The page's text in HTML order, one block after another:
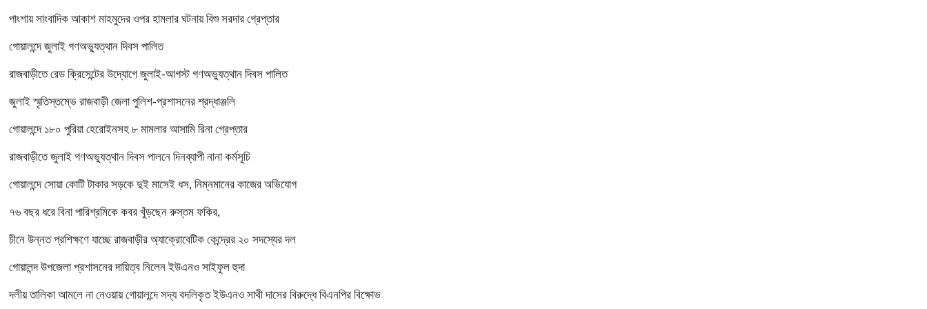
পাংশায় সাংবাদিক আকাশ মাহমুদের ওপর হামলার ঘটনায় বিশু সরদার গ্রেপ্তার
গোয়ালন্দে জুলাই গণঅভ্যুত্থান দিবস পালিত
রাজবাড়ীতে রেড ক্রিসেন্টের উদ্যোগে জুলাই-আগস্ট গণঅভ্যুত্থান দিবস পালিত
জুলাই স্মৃতিস্তম্ভে রাজবাড়ী জেলা পুলিশ-প্রশাসনের শ্রদ্ধাঞ্জলি
গোয়ালন্দে ১৮০ পুরিয়া হেরোইনসহ ৮ মামলার আসামি রিনা গ্রেপ্তার
রাজবাড়ীতে জুলাই গণঅভ্যুত্থান দিবস পালনে দিনব্যাপী নানা কর্মসূচি
গোয়ালন্দে সোয়া কোটি টাকার সড়কে দুই মাসেই ধস, নিম্নমানের কাজের অভিযোগ
৭৬ বছর ধরে বিনা পারিশ্রমিকে কবর খুঁড়ছেন রুস্তম ফকির,
চীনে উন্নত প্রশিক্ষণে যাচ্ছে রাজবাড়ীর অ্যাক্রোবেটিক কেন্দ্রের ২০ সদস্যের দল
গোয়ালন্দ উপজেলা প্রশাসনের দায়িত্ব নিলেন ইউএনও সাইফুল হুদা
দলীয় তালিকা আমলে না নেওয়ায় গোয়ালন্দে সদ্য বদলিকৃত ইউএনও সাথী দাসের বিরুদ্ধে বিএনপির বিক্ষোভ